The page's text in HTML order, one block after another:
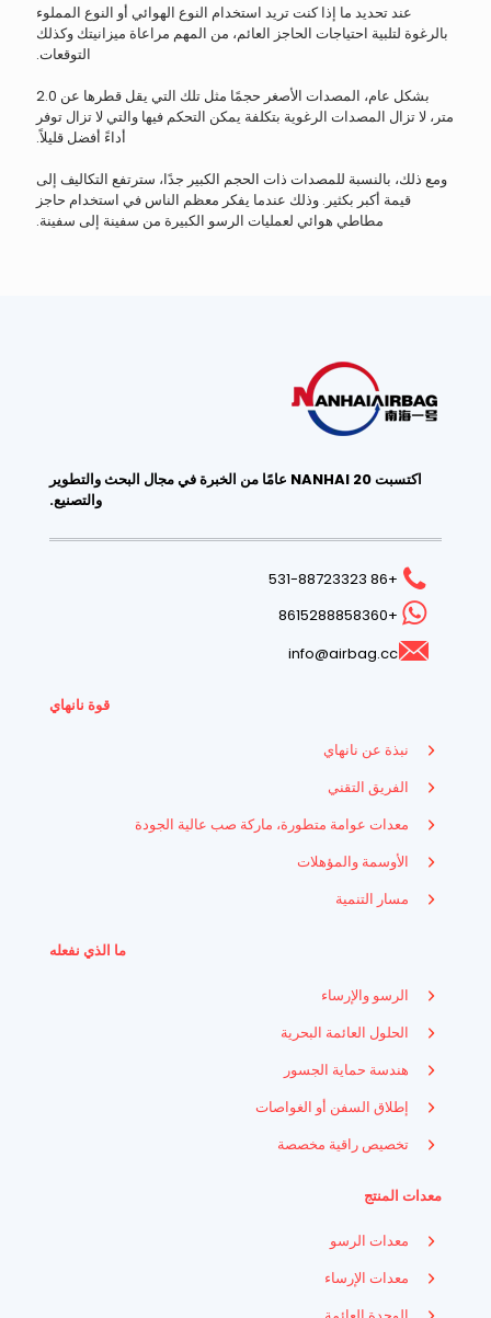
عند تحديد ما إذا كنت تريد استخدام النوع الهوائي أو النوع المملوء
بالرغوة لتلبية احتياجات الحاجز العائم، من المهم مراعاة ميزانيتك وكذلك
التوقعات.
بشكل عام، المصدات الأصغر حجمًا مثل تلك التي يقل قطرها عن 2.0
متر، لا تزال المصدات الرغوية بتكلفة يمكن التحكم فيها والتي لا تزال توفر
أداءً أفضل قليلاً.
ومع ذلك، بالنسبة للمصدات ذات الحجم الكبير جدًا، سترتفع التكاليف إلى
قيمة أكبر بكثير. وذلك عندما يفكر معظم الناس في استخدام حاجز
مطاطي هوائي لعمليات الرسو الكبيرة من سفينة إلى سفينة.
اكتسبت NANHAI 20 عامًا من الخبرة في مجال البحث والتطوير
والتصنيع.
+86 531-88723323
+8615288858360
info@airbag.cc
قوة نانهاي
نبذة عن نانهاي
الفريق التقني
معدات عوامة متطورة، ماركة صب عالية الجودة
الأوسمة والمؤهلات
مسار التنمية
ما الذي نفعله
الرسو والإرساء
الحلول العائمة البحرية
هندسة حماية الجسور
إطلاق السفن أو الغواصات
تخصيص راقية مخصصة
معدات المنتج
معدات الرسو
معدات الإرساء